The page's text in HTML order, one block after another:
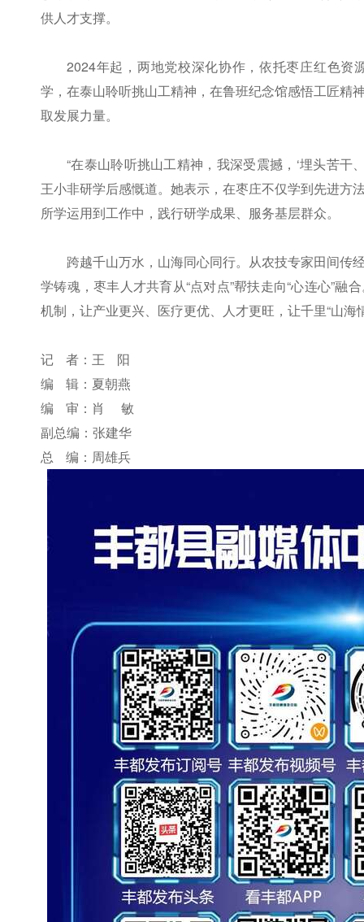
供人才支撑。
2024年起，两地党校深化协作，依托枣庄红色
学，在泰山聆听挑山工精神，在鲁班纪念馆感悟工匠精
取发展力量。
“在泰山聆听挑山工精神，我深受震撼，‘埋头苦干
王小非研学后感慨道。她表示，在枣庄不仅学到先进方
所学运用到工作中，践行研学成果、服务基层群众。
跨越千山万水，山海同心同行。从农技专家田间传
学铸魂，枣丰人才共育从“点对点”帮扶走向“心连心”
机制，让产业更兴、医疗更优、人才更旺，让千里“山海
记 者：王 阳
编 辑：夏朝燕
编 审：肖 敏
副总编：张建华
总 编：周雄兵